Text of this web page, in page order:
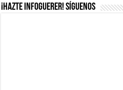
¡Hazte infoguerer! Síguenos